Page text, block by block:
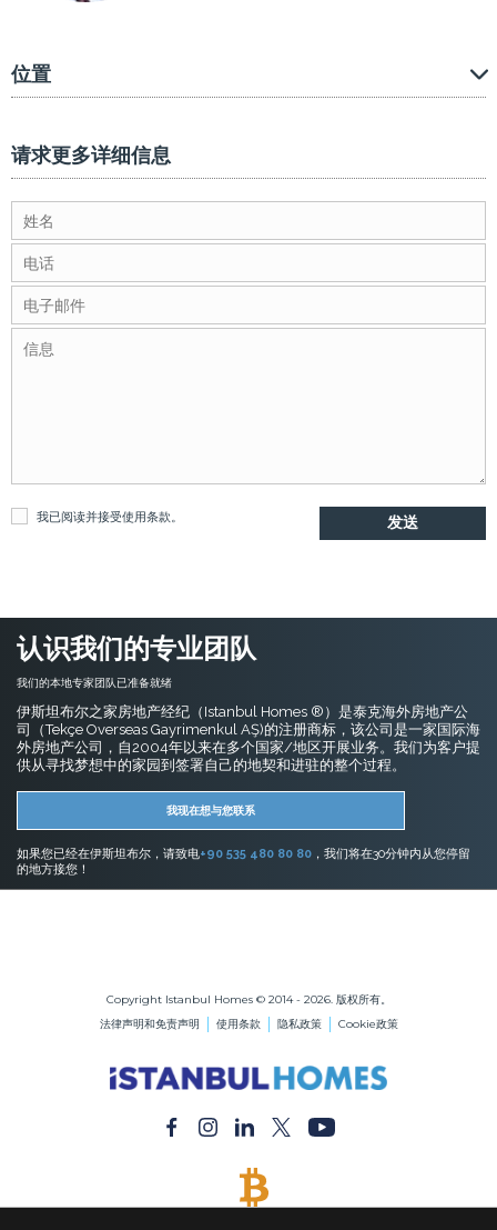
位置
请求更多详细信息
我已阅读并接受使用条款。
认识我们的专业团队
我们的本地专家团队已准备就绪
伊斯坦布尔之家房地产经纪（Istanbul Homes ®）是泰克海外房地产公
司（Tekçe Overseas Gayrimenkul AŞ)的注册商标，该公司是一家国际海
外房地产公司，自2004年以来在多个国家/地区开展业务。我们为客户提
供从寻找梦想中的家园到签署自己的地契和进驻的整个过程。
我现在想与您联系
如果您已经在伊斯坦布尔，请致电+90 535 480 80 80 ，我们将在30分钟内从您停留
的地方接您！
Copyright Istanbul Homes © 2014 - 2026. 版权所有。
法律声明和免责声明
使用条款 隐私政策 Cookie政策